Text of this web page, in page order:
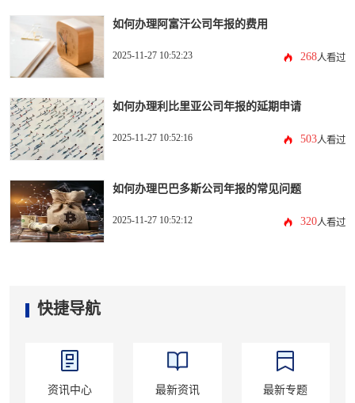
如何办理阿富汗公司年报的费用
2025-11-27 10:52:23 268人看过
如何办理利比里亚公司年报的延期申请
2025-11-27 10:52:16 503人看过
如何办理巴巴多斯公司年报的常见问题
2025-11-27 10:52:12 320人看过
快捷导航
资讯中心 最新资讯 最新专题